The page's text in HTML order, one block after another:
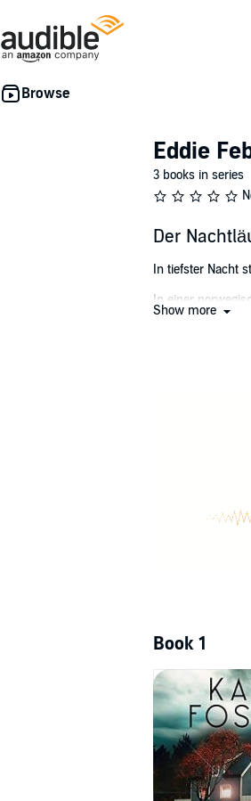
Eddie
3 books in series
Der
In tiefster Nacht
In einer
noch, bis der
Show more
Book 1